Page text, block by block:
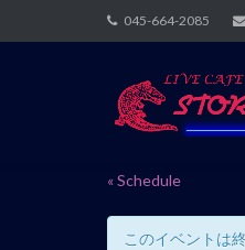
to
045-664-2085
« Schedule
このイベントは